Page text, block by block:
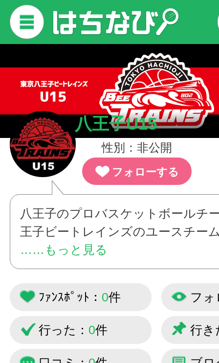
八王子U15
性別：非公開
フォローする
八王子のプロバスケットボールチ
王子ビートレインズのユースチー
ートレインズU１５」の活動を投
す！
……もっと見る
ﾌｧﾝｽﾎﾟｯﾄ： 0件 フォ
行った： 0件 行き